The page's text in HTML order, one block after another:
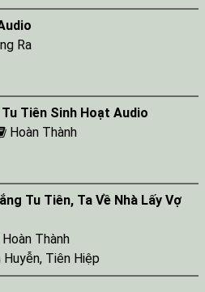
Ra
Tiên Sinh Hoạt Audio
Hoàn Thành
Tu Tiên, Ta Về Nhà Lấy Vợ
Hoàn Thành
Huyễn, Tiên Hiệp